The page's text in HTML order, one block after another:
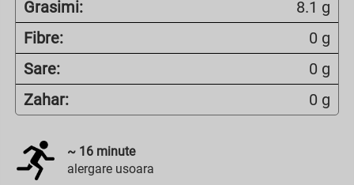
Grasimi:
8.1 g
Fibre:
0 g
Sare:
0 g
Zahar:
0 g
~ 16 minute
alergare usoara